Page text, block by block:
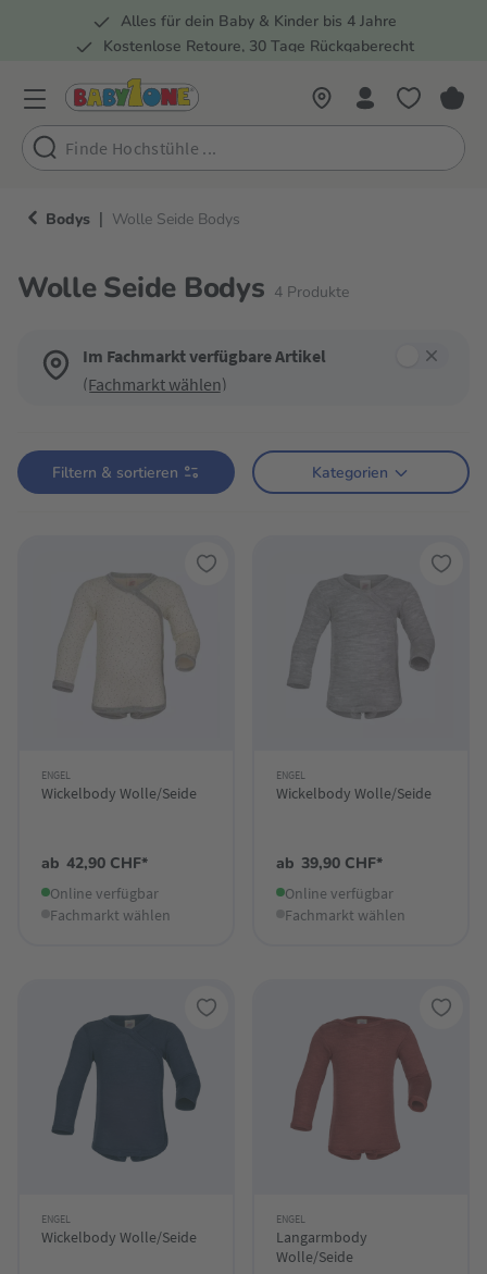
Zur Hauptnavigation springen
Alles für dein Baby & Kinder bis 4 Jahre
Kostenlose Retoure, 30 Tage Rückgaberecht
Bodys | Wolle Seide Bodys
Wolle Seide Bodys 4Produkte
Im Fachmarkt verfügbare Artikel
(Fachmarkt wählen)
Filtern & sortieren Kategorien
ENGEL
Wickelbody Wolle/Seide
ab 42,90 CHF*
Online verfügbar
Fachmarkt wählen
ENGEL
Wickelbody Wolle/Seide
ab 39,90 CHF*
Online verfügbar
Fachmarkt wählen
ENGEL
Wickelbody Wolle/Seide
ENGEL
Langarmbody
Wolle/Seide